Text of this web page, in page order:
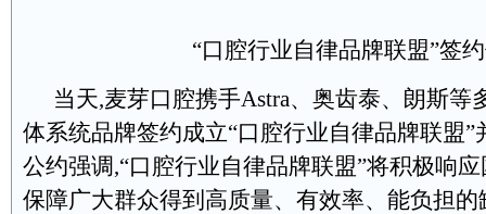
“口腔行业自律品牌联盟”签
当天,麦芽口腔携手Astra、奥齿泰、朗斯等
体系统品牌签约成立“口腔行业自律品牌联盟”
公约强调,“口腔行业自律品牌联盟”将积极响
保障广大群众得到高质量、有效率、能负担